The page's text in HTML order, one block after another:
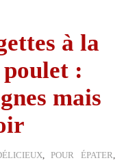
à la
:
mais
,POUR ÉPATER